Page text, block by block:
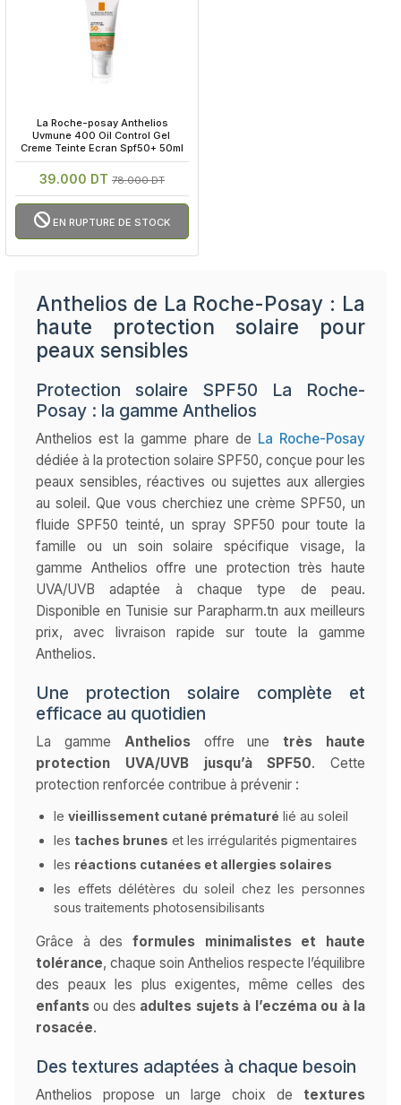
Anthelios de La Roche-Posay : La
haute protection solaire pour
peaux sensibles
Protection solaire SPF50 La Roche-
Posay : la gamme Anthelios
Anthelios est la gamme phare de La Roche-Posay
dédiée à la protection solaire SPF50, conçue pour les
peaux sensibles, réactives ou sujettes aux allergies
au soleil. Que vous cherchiez une crème SPF50, un
fluide SPF50 teinté, un spray SPF50 pour toute la
famille ou un soin solaire spécifique visage, la
gamme Anthelios offre une protection très haute
UVA/UVB adaptée à chaque type de peau.
Disponible en Tunisie sur Parapharm.tn aux meilleurs
prix, avec livraison rapide sur toute la gamme
Anthelios.
Une protection solaire complète et
efficace au quotidien
La gamme Antheliosoffre unetrès haute
protection UVA/UVB jusqu’à SPF50. Cette
protection renforcée contribue à prévenir :
le vieillissement cutané prématuré lié au soleil
les taches brunes et les irrégularités pigmentaires
les réactions cutanées et allergies solaires
les effets délétères du soleil chez les personnes
sous traitements photosensibilisants
Grâce à des formules minimalistes et haute
tolérance, chaque soin Anthelios respecte l’équilibre
des peaux les plus exigentes, même celles des
enfants ou des adultes sujets à l’eczéma ou à la
rosacée.
Des textures adaptées à chaque besoin
Anthelios propose un large choix de textures
La Roche-posay Anthelios
Uvmune 400 Oil Control Gel
Creme Teinte Ecran Spf50+ 50ml
39.000 DT 78.000 DT
EN RUPTURE DE STOCK